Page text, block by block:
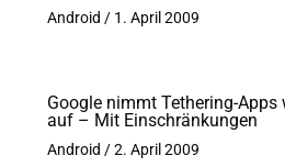
Android / 1. April 2009
Google nimmt Tethering-Apps
auf – Mit Einschränkungen
Android /2. April 2009